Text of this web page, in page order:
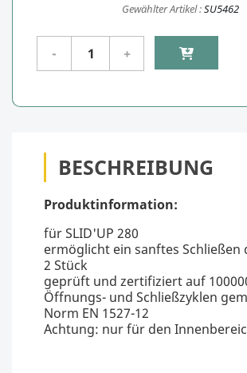
Gewählter Artikel :SU5462
BESCHREIBUNG
Produktinformation:
für SLID'UP 280
ermöglicht ein sanftes Schließen
2 Stück
geprüft und zertifiziert auf
Öffnungs- und Schließzyklen
Norm EN 1527-12
Achtung: nur für den